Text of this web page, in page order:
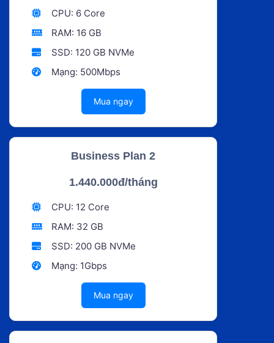
CPU: 6 Core
RAM: 16 GB
SSD: 120 GB NVMe
Mạng: 500Mbps
Mua ngay
Business Plan 2
1.440.000đ/tháng
CPU: 12 Core
RAM: 32 GB
SSD: 200 GB NVMe
Mạng: 1Gbps
Mua ngay